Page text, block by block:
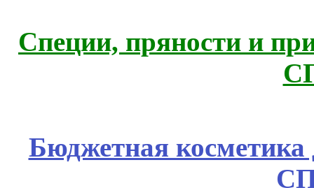
Специи, пряности и
Бюджетная косметика